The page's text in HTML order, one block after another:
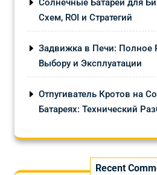
Схем, ROI и Стратегий
Задвижка в Печи: Полное
Выбору и Эксплуатации
Отпугиватель Кротов на
Батареях: Технический
Recent